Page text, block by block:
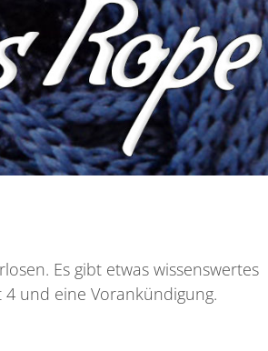
Es gibt etwas wissenswertes
und eine Vorankündigung.